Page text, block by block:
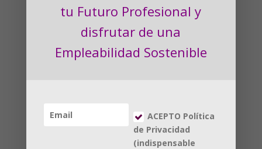
Enviar comentario
tu Futuro Profesional y
disfrutar de una
Empleabilidad Sostenible
ACEPTO Política
de Privacidad
(indispensable